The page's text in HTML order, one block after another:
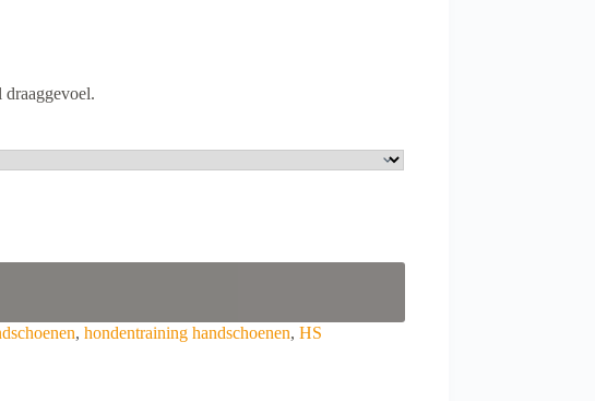
, hondentraining handschoenen, HS